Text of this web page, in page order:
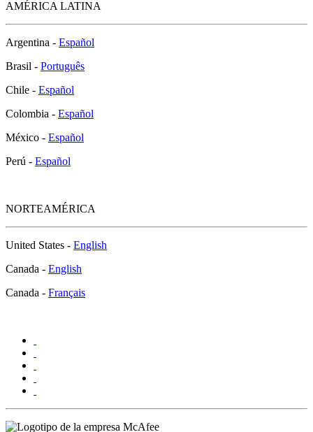
AMÉRICA LATINA
Argentina - Español
Brasil - Português
Chile - Español
Colombia - Español
México - Español
Perú - Español
NORTEAMÉRICA
United States - English
Canada - English
Canada - Français